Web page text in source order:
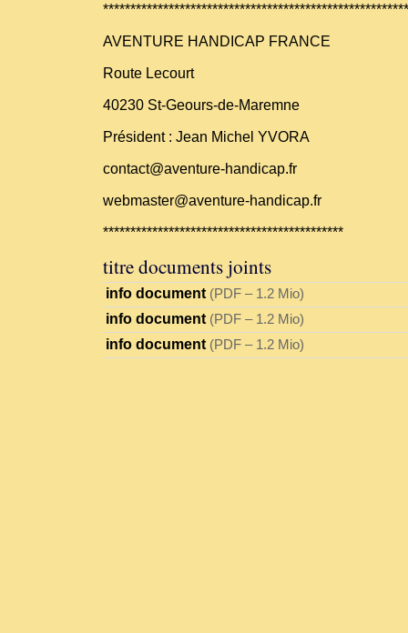
********************************************************
AVENTURE HANDICAP FRANCE
Route Lecourt
40230 St-Geours-de-Maremne
Président : Jean Michel YVORA
contact@aventure-handicap.fr
webmaster@aventure-handicap.fr
********************************************
titre documents joints
info document (PDF – 1.2 Mio)
info document (PDF – 1.2 Mio)
info document (PDF – 1.2 Mio)